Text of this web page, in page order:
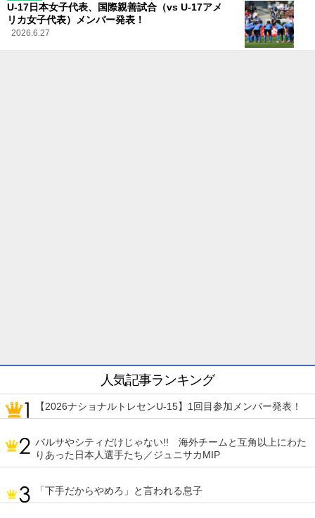
U-17日本女子代表、国際親善試合（vs U-17アメ
リカ女子代表）メンバー発表！
2026.6.27
人気記事ランキング
【2026ナショナルトレセンU-15】1回目参加メンバー発表！
バルサやシティだけじゃない!! 海外チームと互角以上にわた
りあった日本人選手たち／ジュニサカMIP
「下手だからやめろ」と言われる息子